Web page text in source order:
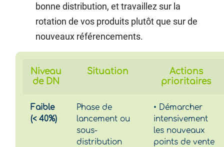
bonne distribution, et travaillez sur la
rotation de vos produits plutôt que sur de
nouveaux référencements.
Niveau
de DN
Situation
Actions
prioritaires
Faible
(< 40%)
Phase de
lancement ou
sous-
distribution
• Démarcher
intensivement
les nouveaux
points de vente